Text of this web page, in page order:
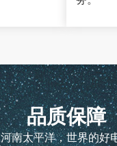
品质保障
河南太平洋，世界的好